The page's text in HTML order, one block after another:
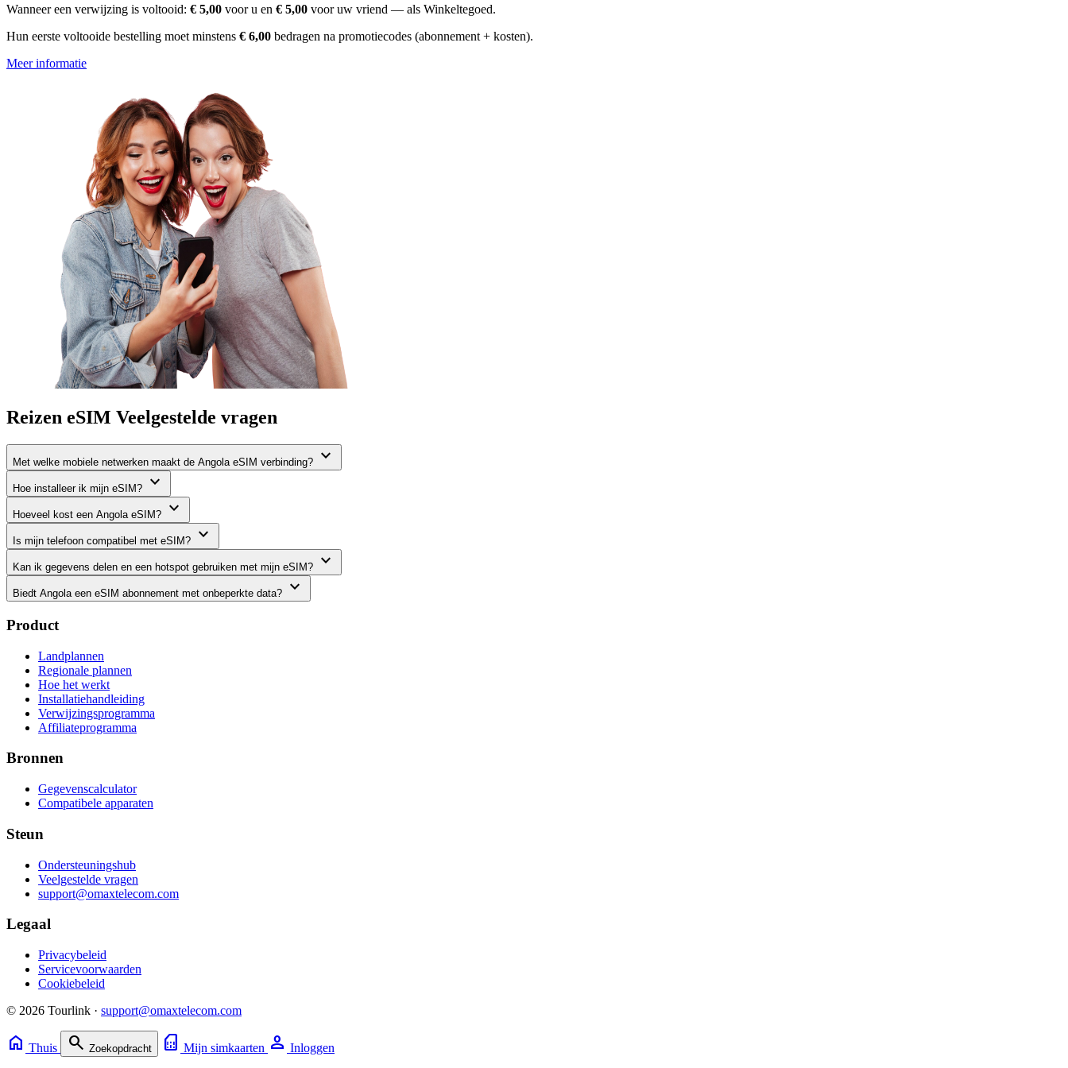
Wanneer een verwijzing is voltooid: € 5,00 voor u en € 5,00 voor uw vriend — als Winkeltegoed.
Hun eerste voltooide bestelling moet minstens € 6,00 bedragen na promotiecodes (abonnement + kosten).
Meer informatie
Reizen eSIM Veelgestelde vragen
Met welke mobiele netwerken maakt de Angola eSIM verbinding? expand_more
Hoe installeer ik mijn eSIM? expand_more
Hoeveel kost een Angola eSIM? expand_more
Is mijn telefoon compatibel met eSIM? expand_more
Kan ik gegevens delen en een hotspot gebruiken met mijn eSIM? expand_more
Biedt Angola een eSIM abonnement met onbeperkte data? expand_more
Product
Landplannen
Regionale plannen
Hoe het werkt
Installatiehandleiding
Verwijzingsprogramma
Affiliateprogramma
Bronnen
Gegevenscalculator
Compatibele apparaten
Steun
Ondersteuningshub
Veelgestelde vragen
support@omaxtelecom.com
Legaal
Privacybeleid
Servicevoorwaarden
Cookiebeleid
© 2026 Tourlink · support@omaxtelecom.com
home Thuis search Zoekopdracht sim_card Mijn simkaarten person Inloggen